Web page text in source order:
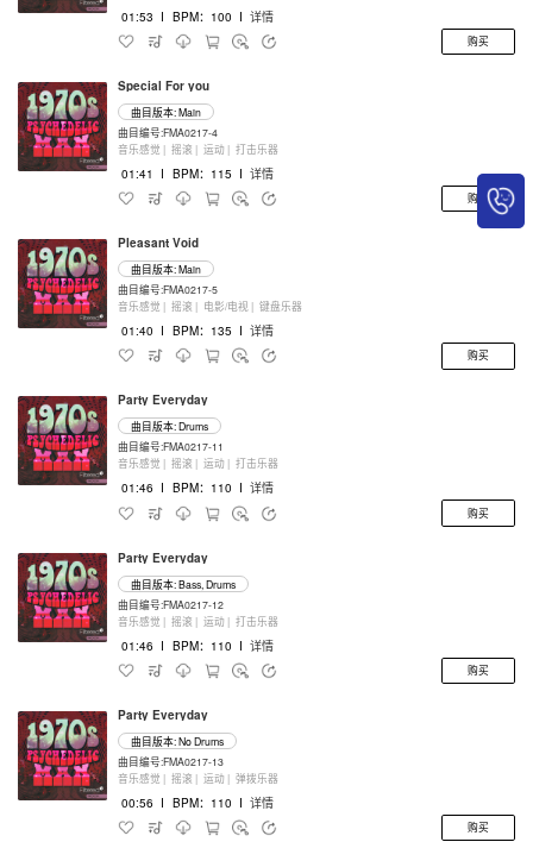
01:53 I BPM：100 I 详情
购买
Special For you
曲目版本: Main
曲目编号:FMA0217-4
音乐感觉 | 摇滚 | 运动 | 打击乐器
01:41 I BPM：115 I 详情
购买
Pleasant Void
曲目版本: Main
曲目编号:FMA0217-5
音乐感觉 | 摇滚 | 电影/电视 | 键盘乐器
01:40 I BPM：135 I 详情
购买
Party Everyday
曲目版本: Drums
曲目编号:FMA0217-11
音乐感觉 | 摇滚 | 运动 | 打击乐器
01:46 I BPM：110 I 详情
购买
Party Everyday
曲目版本: Bass, Drums
曲目编号:FMA0217-12
音乐感觉 | 摇滚 | 运动 | 打击乐器
01:46 I BPM：110 I 详情
购买
Party Everyday
曲目版本: No Drums
曲目编号:FMA0217-13
音乐感觉 | 摇滚 | 运动 | 弹拨乐器
00:56 I BPM：110 I 详情
购买